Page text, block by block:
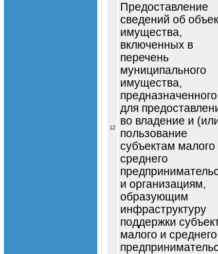
12
Предоставление
сведений об
имущества,
включенных в
перечень
муниципального
имущества,
предназначенного
для
во владение и
пользование
субъектам малого
среднего
и организациям,
образующим
инфраструктуру
поддержки
малого и среднего